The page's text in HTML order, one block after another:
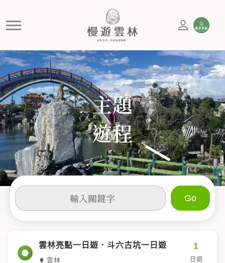
特色推薦遊程
慢遊雲林，享受生活 就是這麼簡單
主題
遊程
輸
入
字
雲林亮點一日遊．斗六古坑一日遊
雲林
1
日遊